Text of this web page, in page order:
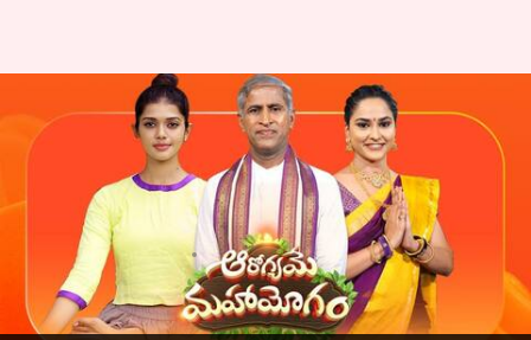
అంతర్జాతీయ యోగా దినోత్సవం
సందర్భంగా జీ తెలుగులో యోగా
విశిష్టతలు తెలియజేసే ప్రత్యేక
ఎపిసోడ్​ ఆరోగ్యమే మహాయోగం
Sriram Pranateja Jun 20, 2023 12:47 pm
ఈ వార్తాకథనం ఏంటి